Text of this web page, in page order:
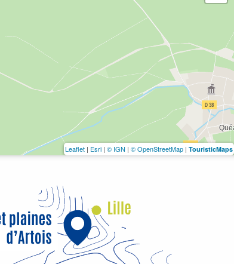
Leaflet | Esri | © IGN | © OpenStreetMap | TouristicMaps